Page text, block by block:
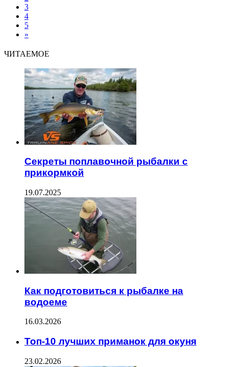
3
4
5
»
ЧИТАЕМОЕ
Секреты поплавочной рыбалки с
прикормкой
19.07.2025
Как подготовиться к рыбалке на
водоеме
16.03.2026
Топ-10 лучших приманок для окуня
23.02.2026